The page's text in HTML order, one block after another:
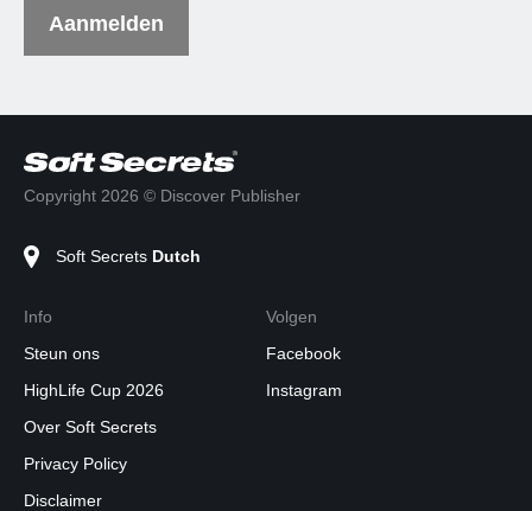
Aanmelden
Copyright 2026 © Discover Publisher
Soft Secrets Dutch
Info
Steun ons
HighLife Cup 2026
Over Soft Secrets
Privacy Policy
Disclaimer
Volgen
Facebook
Instagram